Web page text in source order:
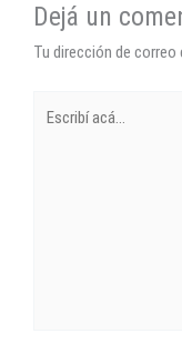
Dejá un
Tu dirección de
acá...